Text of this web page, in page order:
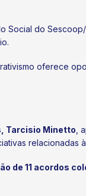
Social do
oferece
Tarcisio Minetto ,
relacionadas
de 11 acordos